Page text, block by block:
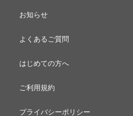
お知らせ
よくあるご質問
はじめての方へ
ご利用規約
プライバシーポリシー